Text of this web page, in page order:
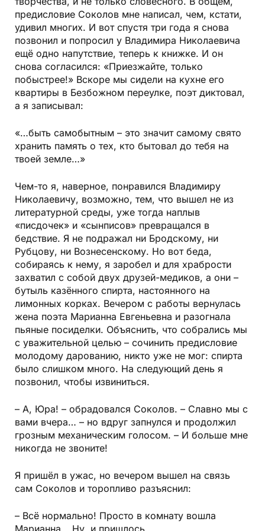
предисловие Соколов мне написал, чем, кстати,
удивил многих. И вот спустя три года я снова
позвонил и попросил у Владимира Николаевича
ещё одно напутствие, теперь к книжке. И он
снова согласился: «Приезжайте, только
побыстрее!» Вскоре мы сидели на кухне его
квартиры в Безбожном переулке, поэт диктовал,
а я записывал:
«…быть самобытным – это значит самому свято
хранить память о тех, кто бытовал до тебя на
твоей земле…»
Чем-то я, наверное, понравился Владимиру
Николаевичу, возможно, тем, что вышел не из
литературной среды, уже тогда наплыв
«писдочек» и «сынписов» превращался в
бедствие. Я не подражал ни Бродскому, ни
Рубцову, ни Вознесенскому. Но вот беда,
собираясь к нему, я заробел и для храбрости
захватил с собой двух друзей-медиков, а они –
бутыль казённого спирта, настоянного на
лимонных корках. Вечером с работы вернулась
жена поэта Марианна Евгеньевна и разогнала
пьяные посиделки. Объяснить, что собрались мы
с уважительной целью – сочинить предисловие
молодому дарованию, никто уже не мог: спирта
было слишком много. На следующий день я
позвонил, чтобы извиниться.
– А, Юра! – обрадовался Соколов. – Славно мы с
вами вчера… – но вдруг запнулся и продолжил
грозным механическим голосом. – И больше мне
никогда не звоните!
Я пришёл в ужас, но вечером вышел на связь
сам Соколов и торопливо разъяснил:
– Всё нормально! Просто в комнату вошла
Марианна… Ну, и пришлось…